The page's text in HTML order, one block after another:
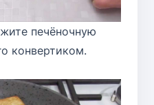
печёночную
конвертиком.